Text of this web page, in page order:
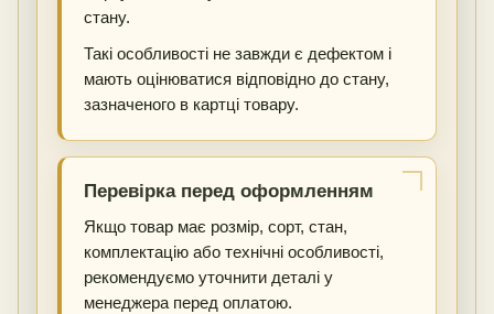
стану.
Такі особливості не завжди є дефектом і
мають оцінюватися відповідно до стану,
зазначеного в картці товару.
Перевірка перед оформленням
Якщо товар має розмір, сорт, стан,
комплектацію або технічні особливості,
рекомендуємо уточнити деталі у
менеджера перед оплатою.